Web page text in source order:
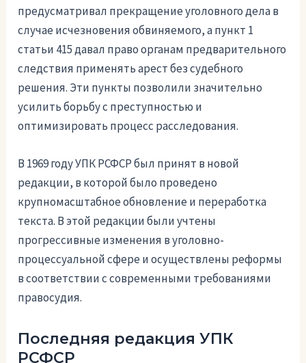
предусматривал прекращение уголовного дела в
случае исчезновения обвиняемого, а пункт 1
статьи 415 давал право органам предварительного
следствия применять арест без судебного
решения. Эти пункты позволили значительно
усилить борьбу с преступностью и
оптимизировать процесс расследования.
В 1969 году УПК РСФСР был принят в новой
редакции, в которой было проведено
крупномасштабное обновление и переработка
текста. В этой редакции были учтены
прогрессивные изменения в уголовно-
процессуальной сфере и осуществлены реформы
в соответствии с современными требованиями
правосудия.
Последняя редакция УПК
РСФСР